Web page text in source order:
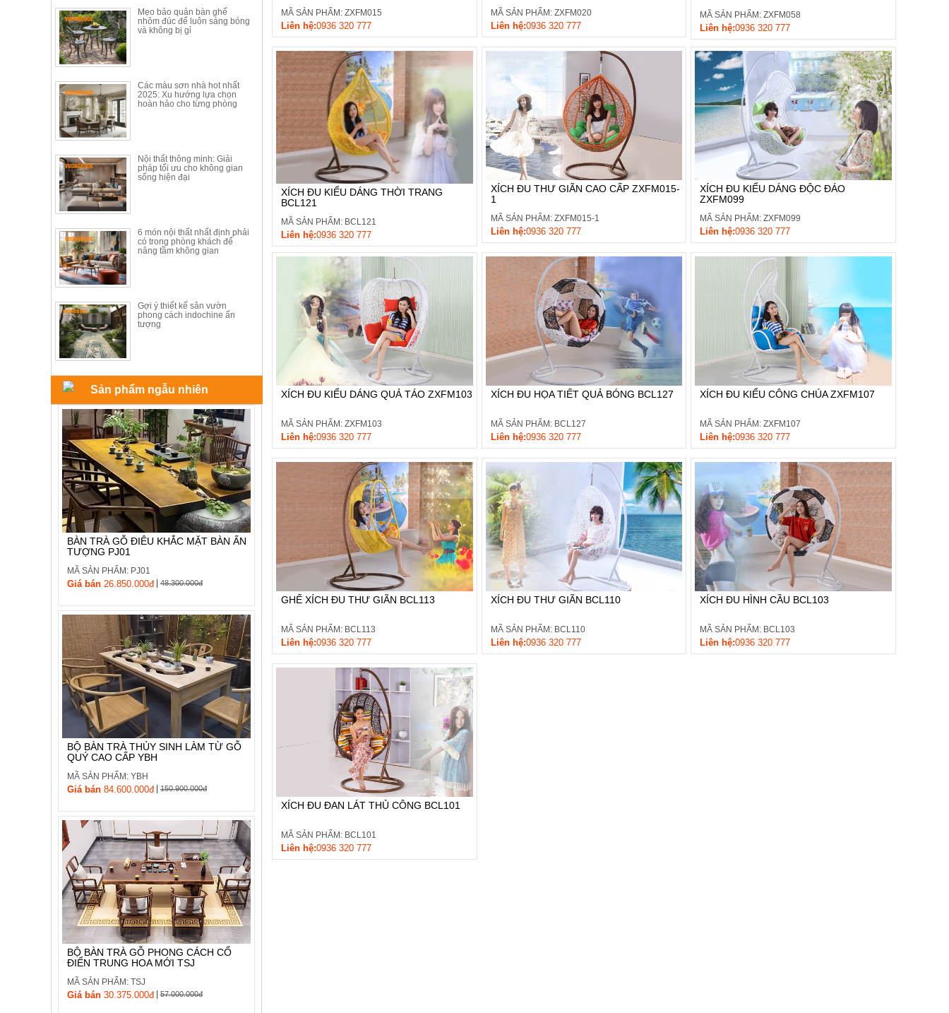
Mẹo bảo quản bàn ghế
nhôm đúc để luôn sáng bóng
và không bị gỉ
Các màu sơn nhà hot nhất
2025: Xu hướng lựa chọn
hoàn hảo cho từng phòng
Nội thất thông minh: Giải
pháp tối ưu cho không gian
sống hiện đại
6 món nội thất nhất định phải
có trong phòng khách để
nâng tầm không gian
Gợi ý thiết kế sân vườn
phong cách indochine ấn
tượng
Sản phẩm ngẫu nhiên
BÀN TRÀ GỖ ĐIÊU KHẮC MẶT BÀN ẤN
TƯỢNG PJ01
MÃ SẢN PHẨM: PJ01
Giá bán 26.850.000đ| 48.300.000đ
BỘ BÀN TRÀ THỦY SINH LÀM TỪ GỖ
QUÝ CAO CẤP YBH
MÃ SẢN PHẨM: YBH
Giá bán 84.600.000đ| 150.900.000đ
BỘ BÀN TRÀ GỖ PHONG CÁCH CỔ
ĐIỂN TRUNG HOA MỚI TSJ
MÃ SẢN PHẨM: TSJ
Giá bán 30.375.000đ| 57.000.000đ
MÃ SẢN PHẨM: ZXFM015
Liên hệ:0936 320 777
MÃ SẢN PHẨM: ZXFM020
Liên hệ:0936 320 777
MÃ SẢN PHẨM: ZXFM058
Liên hệ:0936 320 777
XÍCH ĐU KIỂU DÁNG THỜI TRANG
BCL121
MÃ SẢN PHẨM: BCL121
Liên hệ:0936 320 777
XÍCH ĐU THƯ GIÃN CAO CẤP ZXFM015-
1
MÃ SẢN PHẨM: ZXFM015-1
Liên hệ:0936 320 777
XÍCH ĐU KIỂU DÁNG ĐỘC ĐÁO
ZXFM099
MÃ SẢN PHẨM: ZXFM099
Liên hệ:0936 320 777
XÍCH ĐU KIỂU DÁNG QUẢ TÁO ZXFM103
MÃ SẢN PHẨM: ZXFM103
Liên hệ:0936 320 777
XÍCH ĐU HỌA TIẾT QUẢ BÓNG BCL127
MÃ SẢN PHẨM: BCL127
Liên hệ:0936 320 777
XÍCH ĐU KIỂU CÔNG CHÚA ZXFM107
MÃ SẢN PHẨM: ZXFM107
Liên hệ:0936 320 777
GHẾ XÍCH ĐU THƯ GIÃN BCL113
MÃ SẢN PHẨM: BCL113
Liên hệ:0936 320 777
XÍCH ĐU THƯ GIÃN BCL110
MÃ SẢN PHẨM: BCL110
Liên hệ:0936 320 777
XÍCH ĐU HÌNH CẦU BCL103
MÃ SẢN PHẨM: BCL103
Liên hệ:0936 320 777
XÍCH ĐU ĐAN LÁT THỦ CÔNG BCL101
MÃ SẢN PHẨM: BCL101
Liên hệ:0936 320 777